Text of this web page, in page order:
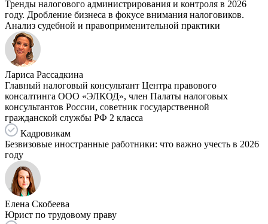
Тренды налогового администрирования и контроля в 2026
году. Дробление бизнеса в фокусе внимания налоговиков.
Анализ судебной и правоприменительной практики
Лариса Рассадкина
Главный налоговый консультант Центра правового
консалтинга ООО «ЭЛКОД», член Палаты налоговых
консультантов России, советник государственной
гражданской службы РФ 2 класса
Кадровикам
Безвизовые иностранные работники: что важно учесть в 2026
году
Елена Скобеева
Юрист по трудовому праву